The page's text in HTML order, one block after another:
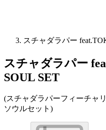
スチャダラパー
スチャダラパー
SOUL SET
(スチャダラパーフィーチャ
ソウルセット )